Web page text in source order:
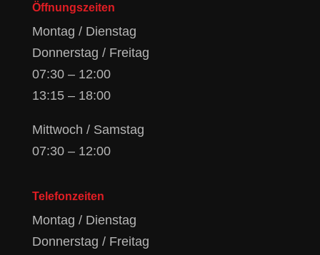
Öffnungszeiten
Montag / Dienstag
Donnerstag / Freitag
07:30 – 12:00
13:15 – 18:00
Mittwoch / Samstag
07:30 – 12:00
Telefonzeiten
Montag / Dienstag
Donnerstag / Freitag